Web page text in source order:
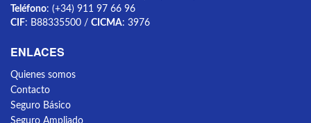
Teléfono: (+34) 911 97 66 96
CIF: B88335500 / CICMA: 3976
ENLACES
Quienes somos
Contacto
Seguro Básico
Seguro Ampliado